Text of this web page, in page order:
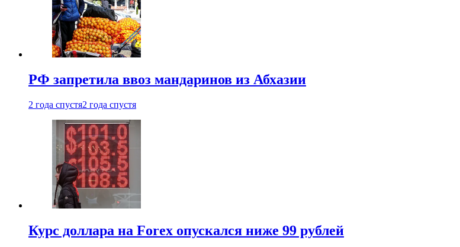
РФ запретила ввоз мандаринов из Абхазии
2 года спустя2 года спустя
Курс доллара на Forex опускался ниже 99 рублей